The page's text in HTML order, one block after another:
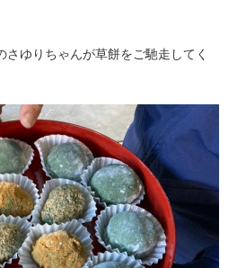
さゆりちゃんが草餅をご馳走してく